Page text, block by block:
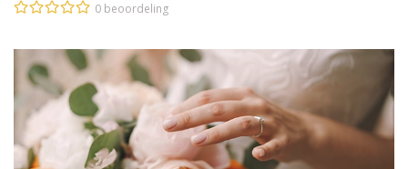
0 beoordeling